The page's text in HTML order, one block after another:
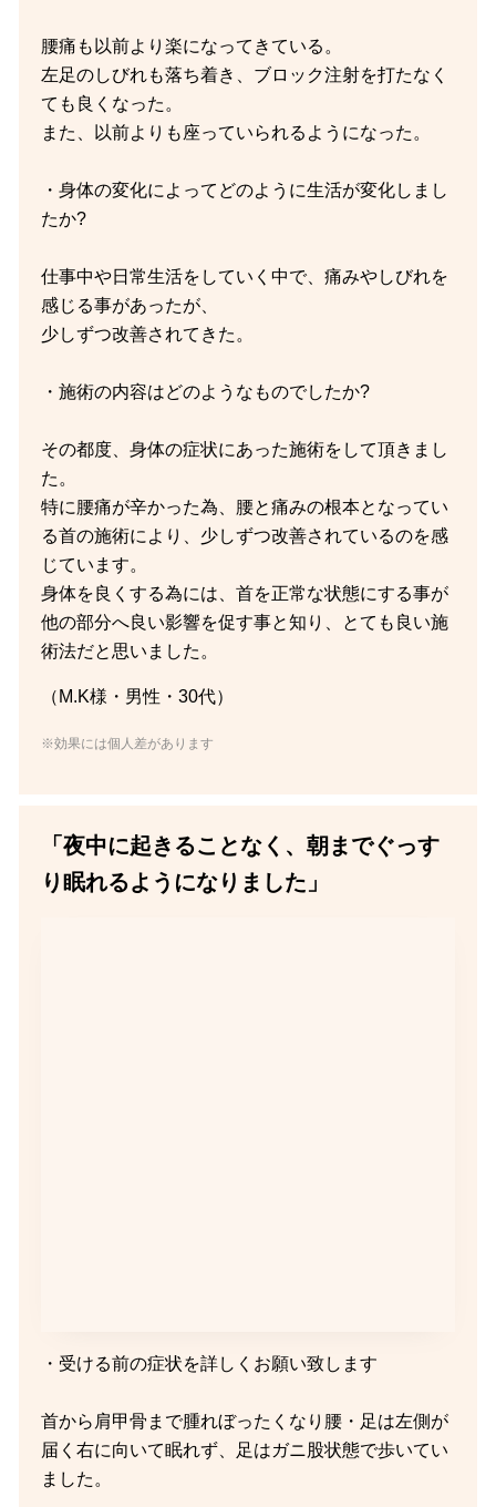
腰痛も以前より楽になってきている。
左足のしびれも落ち着き、ブロック注射を打たなく
ても良くなった。
また、以前よりも座っていられるようになった。
・身体の変化によってどのように生活が変化しまし
たか?
仕事中や日常生活をしていく中で、痛みやしびれを
感じる事があったが、
少しずつ改善されてきた。
・施術の内容はどのようなものでしたか?
その都度、身体の症状にあった施術をして頂きまし
た。
特に腰痛が辛かった為、腰と痛みの根本となってい
る首の施術により、少しずつ改善されているのを感
じています。
身体を良くする為には、首を正常な状態にする事が
他の部分へ良い影響を促す事と知り、とても良い施
術法だと思いました。
（M.K様・男性・30代）
※効果には個人差があります
「夜中に起きることなく、朝までぐっす
り眠れるようになりました」
・受ける前の症状を詳しくお願い致します
首から肩甲骨まで腫れぼったくなり腰・足は左側が
届く右に向いて眠れず、足はガニ股状態で歩いてい
ました。